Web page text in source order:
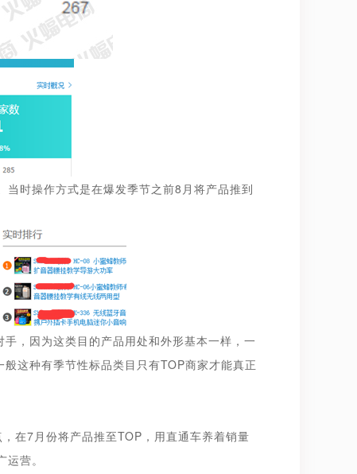
时操作方式是在爆发季节之前8月将产品推到
，因为这类目的产品用处和外形基本一样，一
这种有季节性标品类目只有TOP商家才能真正
在7月份将产品推至TOP，用直通车养着销量
营。